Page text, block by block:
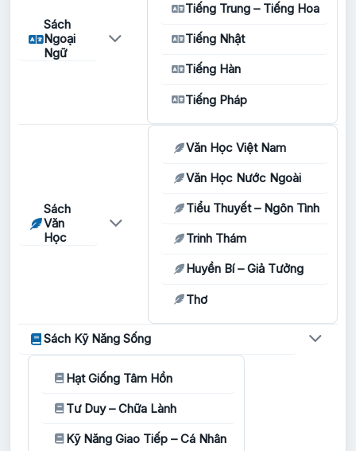
Sách
Ngoại
Ngữ
Tiếng Trung – Tiếng Hoa
Tiếng Nhật
Tiếng Hàn
Tiếng Pháp
Sách
Văn
Học
Văn Học Việt Nam
Văn Học Nước Ngoài
Tiểu Thuyết – Ngôn Tình
Trinh Thám
Huyền Bí – Giả Tưởng
Thơ
Sách Kỹ Năng Sống
Hạt Giống Tâm Hồn
Tư Duy – Chữa Lành
Kỹ Năng Giao Tiếp – Cá Nhân